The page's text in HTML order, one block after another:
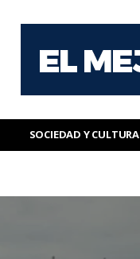
SOCIEDAD Y CULTURA